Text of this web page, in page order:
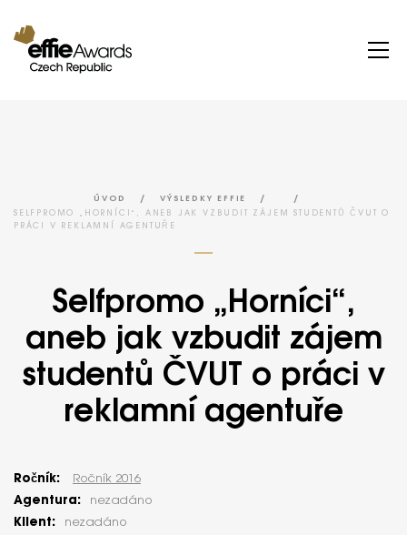
ÚVOD / VÝSLEDKY EFFIE / /
SELFPROMO „HORNÍCI“, ANEB JAK VZBUDIT ZÁJEM STUDENTŮ ČVUT O
PRÁCI V REKLAMNÍ AGENTUŘE
Selfpromo „Horníci“,
aneb jak vzbudit zájem
studentů ČVUT o práci v
reklamní agentuře
Ročník: Ročník 2016
Agentura: nezadáno
Klient: nezadáno